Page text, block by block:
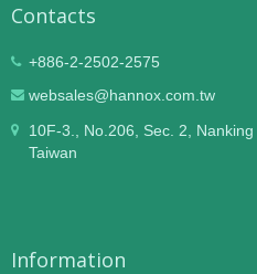
Contacts
+886-2-2502-2575
websales@hannox.com.tw
10F-3., No.206, Sec. 2, Nanking
Taiwan
Information